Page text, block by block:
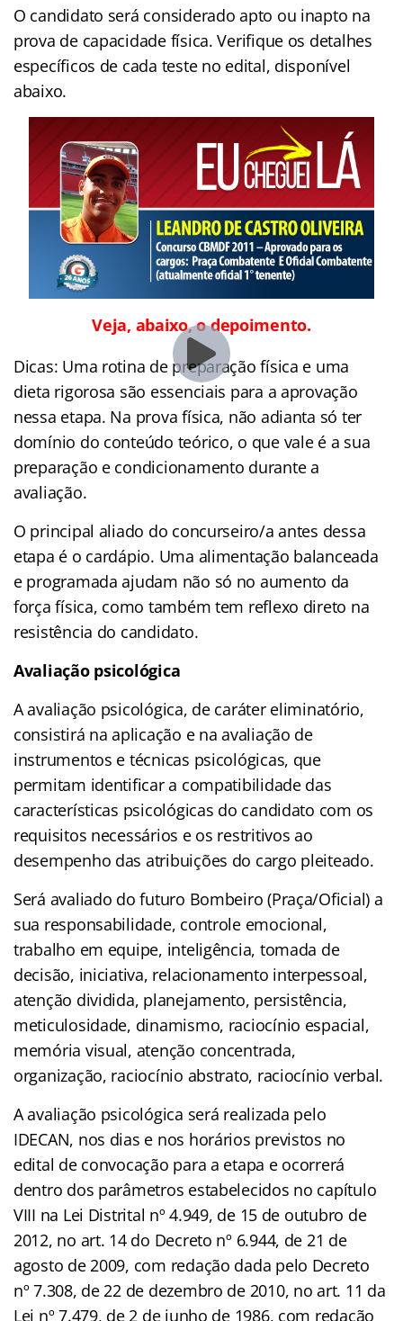
O candidato será considerado apto ou inapto na
prova de capacidade física. Verifique os detalhes
específicos de cada teste no edital, disponível
abaixo.
Veja, abaixo, o depoimento.
Dicas: Uma rotina de preparação física e uma
dieta rigorosa são essenciais para a aprovação
nessa etapa. Na prova física, não adianta só ter
domínio do conteúdo teórico, o que vale é a sua
preparação e condicionamento durante a
avaliação.
O principal aliado do concurseiro/a antes dessa
etapa é o cardápio. Uma alimentação balanceada
e programada ajudam não só no aumento da
força física, como também tem reflexo direto na
resistência do candidato.
Avaliação psicológica
A avaliação psicológica, de caráter eliminatório,
consistirá na aplicação e na avaliação de
instrumentos e técnicas psicológicas, que
permitam identificar a compatibilidade das
características psicológicas do candidato com os
requisitos necessários e os restritivos ao
desempenho das atribuições do cargo pleiteado.
Será avaliado do futuro Bombeiro (Praça/Oficial) a
sua responsabilidade, controle emocional,
trabalho em equipe, inteligência, tomada de
decisão, iniciativa, relacionamento interpessoal,
atenção dividida, planejamento, persistência,
meticulosidade, dinamismo, raciocínio espacial,
memória visual, atenção concentrada,
organização, raciocínio abstrato, raciocínio verbal.
A avaliação psicológica será realizada pelo
IDECAN, nos dias e nos horários previstos no
edital de convocação para a etapa e ocorrerá
dentro dos parâmetros estabelecidos no capítulo
VIII na Lei Distrital nº 4.949, de 15 de outubro de
2012, no art. 14 do Decreto nº 6.944, de 21 de
agosto de 2009, com redação dada pelo Decreto
nº 7.308, de 22 de dezembro de 2010, no art. 11 da
Lei nº 7.479, de 2 de junho de 1986, com redação